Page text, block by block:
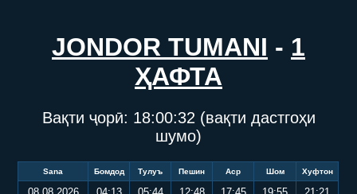
JONDOR TUMANI - 1
ҲАФТА
Вақти ҷорӣ: 18:00:32 (вақти дастгоҳи
шумо)
Sana Бомдод Тулуъ Пешин Аср Шом Хуфтон